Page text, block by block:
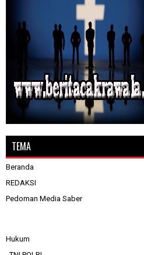
TEMA
Beranda
REDAKSI
Pedoman Media Saber
Hukum